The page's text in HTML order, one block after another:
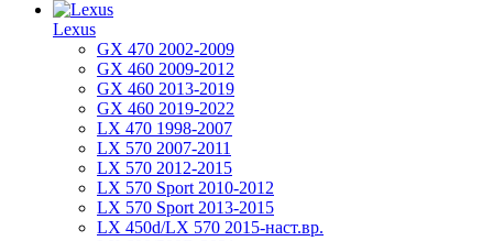
Lexus
GX 470 2002-2009
GX 460 2009-2012
GX 460 2013-2019
GX 460 2019-2022
LX 470 1998-2007
LX 570 2007-2011
LX 570 2012-2015
LX 570 Sport 2010-2012
LX 570 Sport 2013-2015
LX 450d/LX 570 2015-наст.вр.